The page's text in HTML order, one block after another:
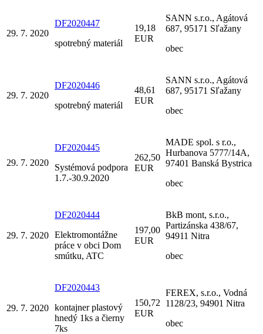
29. 7. 2020
DF2020447
spotrebný materiál
19,18
EUR
SANN s.r.o., Agátová
687, 95171 Sľažany
obec
29. 7. 2020
DF2020446
spotrebný materiál
48,61
EUR
SANN s.r.o., Agátová
687, 95171 Sľažany
obec
29. 7. 2020
DF2020445
Systémová podpora
1.7.-30.9.2020
262,50
EUR
MADE spol. s r.o.,
Hurbanova 5777/14A,
97401 Banská Bystrica
obec
29. 7. 2020
DF2020444
Elektromontážne
práce v obci Dom
smútku, ATC
197,00
EUR
BkB mont, s.r.o.,
Partizánska 438/67,
94911 Nitra
obec
29. 7. 2020
DF2020443
kontajner plastový
hnedý 1ks a čierny
7ks
150,72
EUR
FEREX, s.r.o., Vodná
1128/23, 94901 Nitra
obec